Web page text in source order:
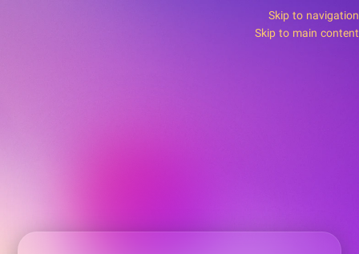
Skip to navigation
Skip to main content